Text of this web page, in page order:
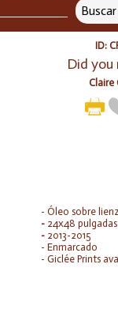
ID:
Did you
Claire
- Óleo sobre
- 24x48 pulgadas
- 2013-2015
- Enmarcado
- Giclée Prints